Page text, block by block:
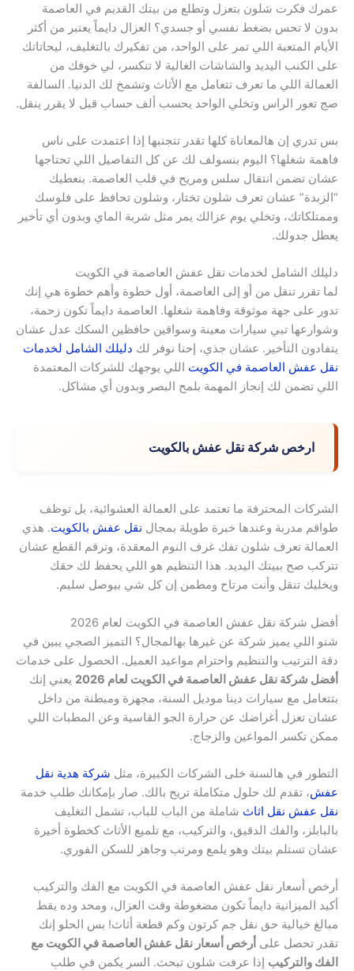
عمرك فكرت شلون بتعزل وتطلع من بيتك القديم في العاصمة
بدون لا تحس بضغط نفسي أو جسدي؟ العزال دايماً يعتبر من أكثر
الأيام المتعبة اللي تمر على الواحد، من تفكيرك بالتغليف، ليحاتاتك
على الكنب اليديد والشاشات الغالية لا تنكسر، لي خوفك من
العمالة اللي ما تعرف تتعامل مع الأثاث وتشمخ لك الدنيا. السالفة
صج تعور الراس وتخلي الواحد يحسب ألف حساب قبل لا يقرر ينقل.
بس تدري إن هالمعاناة كلها تقدر تتجنبها إذا اعتمدت على ناس
فاهمة شغلها؟ اليوم بنسولف لك عن كل التفاصيل اللي تحتاجها
عشان تضمن انتقال سلس ومريح في قلب العاصمة. بنعطيك
“الزبدة” عشان تعرف شلون تختار، وشلون تحافظ على فلوسك
وممتلكاتك، وتخلي يوم عزالك يمر مثل شربة الماي وبدون أي تأخير
يعطل جدولك.
دليلك الشامل لخدمات نقل عفش العاصمة في الكويت
لما تقرر تنقل من أو إلى العاصمة، أول خطوة وأهم خطوة هي إنك
تدور على جهة موثوقة وفاهمة شغلها. العاصمة دايماً تكون زحمة،
وشوارعها تبي سيارات معينة وسواقين حافظين السكك عدل عشان
يتفادون التأخير. عشان جذي، إحنا نوفر لك دليلك الشامل لخدمات
نقل عفش العاصمة في الكويت اللي يوجهك للشركات المعتمدة
اللي تضمن لك إنجاز المهمة بلمح البصر وبدون أي مشاكل.
ارخص شركة نقل عفش بالكويت
الشركات المحترفة ما تعتمد على العمالة العشوائية، بل توظف
طواقم مدربة وعندها خبرة طويلة بمجال نقل عفش بالكويت. هذي
العمالة تعرف شلون تفك غرف النوم المعقدة، وترقم القطع عشان
تتركب صح ببيتك اليديد. هذا التنظيم هو اللي يحفظ لك حقك
ويخليك تنقل وأنت مرتاح ومطمن إن كل شي بيوصل سليم.
أفضل شركة نقل عفش العاصمة في الكويت لعام 2026
شنو اللي يميز شركة عن غيرها بهالمجال؟ التميز الصجي يبين في
دقة الترتيب والتنظيم واحترام مواعيد العميل. الحصول على خدمات
أفضل شركة نقل عفش العاصمة في الكويت لعام 2026
يعني إنك
بتتعامل مع سيارات دينا موديل السنة، مجهزة ومبطنة من داخل
عشان تعزل أغراضك عن حرارة الجو القاسية وعن المطبات اللي
ممكن تكسر المواعين والزجاج.
التطور في هالسنة خلى الشركات الكبيرة، مثل شركة هدية نقل
عفش، تقدم لك حلول متكاملة تريح بالك. صار بإمكانك طلب خدمة
نقل عفش نقل اثاث شاملة من الباب للباب، تشمل التغليف
بالبابلز، والفك الدقيق، والتركيب، مع تلميع الأثاث كخطوة أخيرة
عشان تستلم بيتك وهو يلمع ومرتب وجاهز للسكن الفوري.
أرخص أسعار نقل عفش العاصمة في الكويت مع الفك والتركيب
أكيد الميزانية دايماً تكون مضغوطة وقت العزال، ومحد وده يقط
مبالغ خيالية حق نقل جم كرتون وكم قطعة أثاث! بس الحلو إنك
تقدر تحصل على أرخص أسعار نقل عفش العاصمة في الكويت مع
الفك والتركيب إذا عرفت شلون تبحث. السر يكمن في طلب